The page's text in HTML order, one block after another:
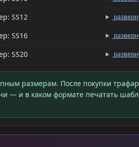
SS12
SS16
SS20
размерам. После покупки
— и в каком формате печатать